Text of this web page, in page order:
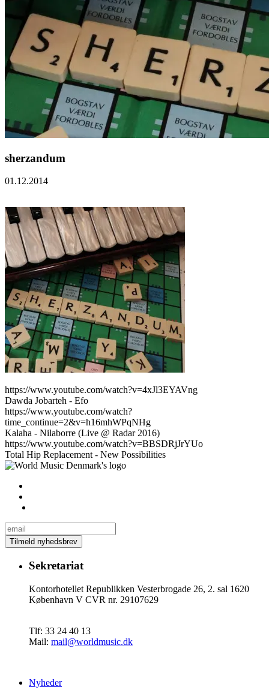
sherzandum
01.12.2014
https://www.youtube.com/watch?v=4xJl3EYAVng
Dawda Jobarteh - Efo
https://www.youtube.com/watch?
time_continue=2&v=h16mhWPqNHg
Kalaha - Nilaborre (Live @ Radar 2016)
https://www.youtube.com/watch?v=BBSDRjJrYUo
Total Hip Replacement - New Possibilities
Sekretariat
Kontorhotellet Republikken Vesterbrogade 26, 2. sal 1620
København V CVR nr. 29107629
Tlf: 33 24 40 13
Mail: mail@worldmusic.dk
Nyheder